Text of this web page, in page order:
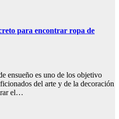
para encontrar ropa de
ensueño es uno de los objetivo
del arte y de la decoración
el…